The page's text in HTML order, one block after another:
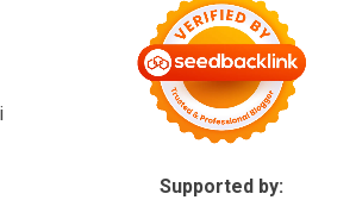
Supported by: